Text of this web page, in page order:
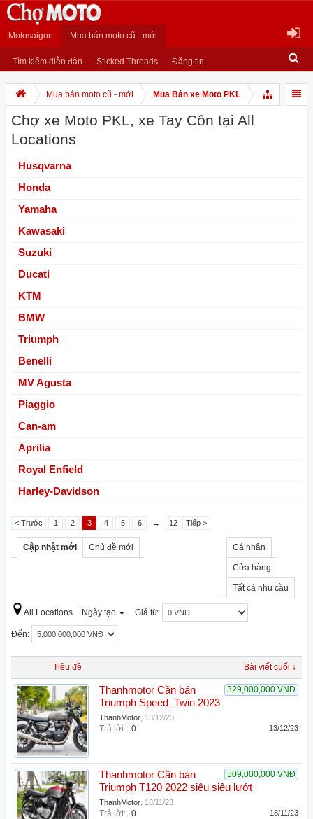
Motosaigon Mua bán moto cũ - mới
Tìm kiếm diễn đàn Sticked Threads Đăng tin
Mua bán moto cũ - mới Mua Bán xe Moto PKL
Chợ xe Moto PKL, xe Tay Côn tại All
Locations
Husqvarna
Honda
Yamaha
Kawasaki
Suzuki
Ducati
KTM
BMW
Triumph
Benelli
MV Agusta
Piaggio
Can-am
Aprilia
Royal Enfield
Harley-Davidson
< Trước 1 2 3 4 5 6 → 12 Tiếp >
Cập nhật mới Chủ đề mới Cá nhân
Cửa hàng
Tất cả nhu cầu
All Locations Ngày tạo Giá từ:
Đến:
Tiêu đề Bài viết cuối ↓
329,000,000 VNĐ
Thanhmotor Cần bán
Triumph Speed_Twin 2023
ThanhMotor 13/12/23
Trả lời: 0 13/12/23
509,000,000 VNĐ
Thanhmotor Cần bán
Triumph T120 2022 siêu siêu lướt
ThanhMotor 18/11/23
Trả lời: 0 18/11/23